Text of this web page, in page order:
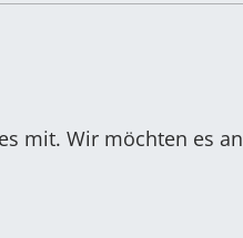
mit. Wir möchten es an